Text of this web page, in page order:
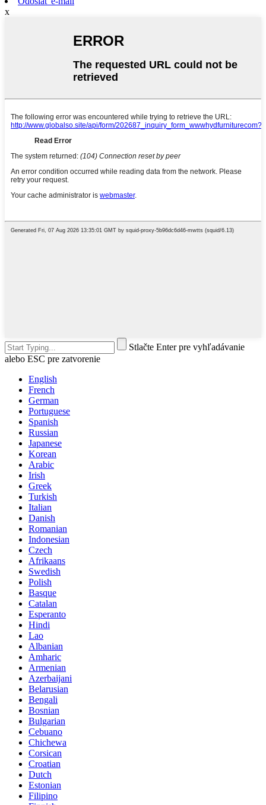
x
Stlačte Enter pre vyhľadávanie
alebo ESC pre zatvorenie
English
French
German
Portuguese
Spanish
Russian
Japanese
Korean
Arabic
Irish
Greek
Turkish
Italian
Danish
Romanian
Indonesian
Czech
Afrikaans
Swedish
Polish
Basque
Catalan
Esperanto
Hindi
Lao
Albanian
Amharic
Armenian
Azerbaijani
Belarusian
Bengali
Bosnian
Bulgarian
Cebuano
Chichewa
Corsican
Croatian
Dutch
Estonian
Filipino